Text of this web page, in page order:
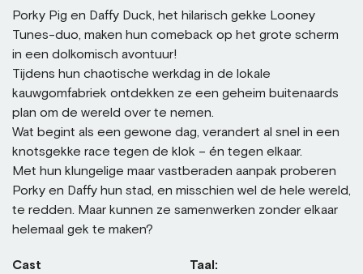
Porky Pig en Daffy Duck, het hilarisch gekke Looney
Tunes-duo, maken hun comeback op het grote scherm
in een dolkomisch avontuur!
Tijdens hun chaotische werkdag in de lokale
kauwgomfabriek ontdekken ze een geheim buitenaards
plan om de wereld over te nemen.
Wat begint als een gewone dag, verandert al snel in een
knotsgekke race tegen de klok – én tegen elkaar.
Met hun klungelige maar vastberaden aanpak proberen
Porky en Daffy hun stad, en misschien wel de hele wereld,
te redden. Maar kunnen ze samenwerken zonder elkaar
helemaal gek te maken?
Cast
Taal: